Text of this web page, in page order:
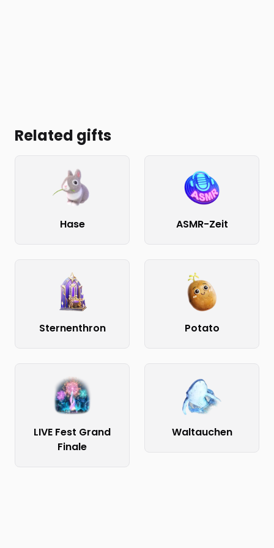
Related gifts
Hase ASMR-Zeit
Sternenthron Potato
LIVE Fest Grand
Finale
Waltauchen